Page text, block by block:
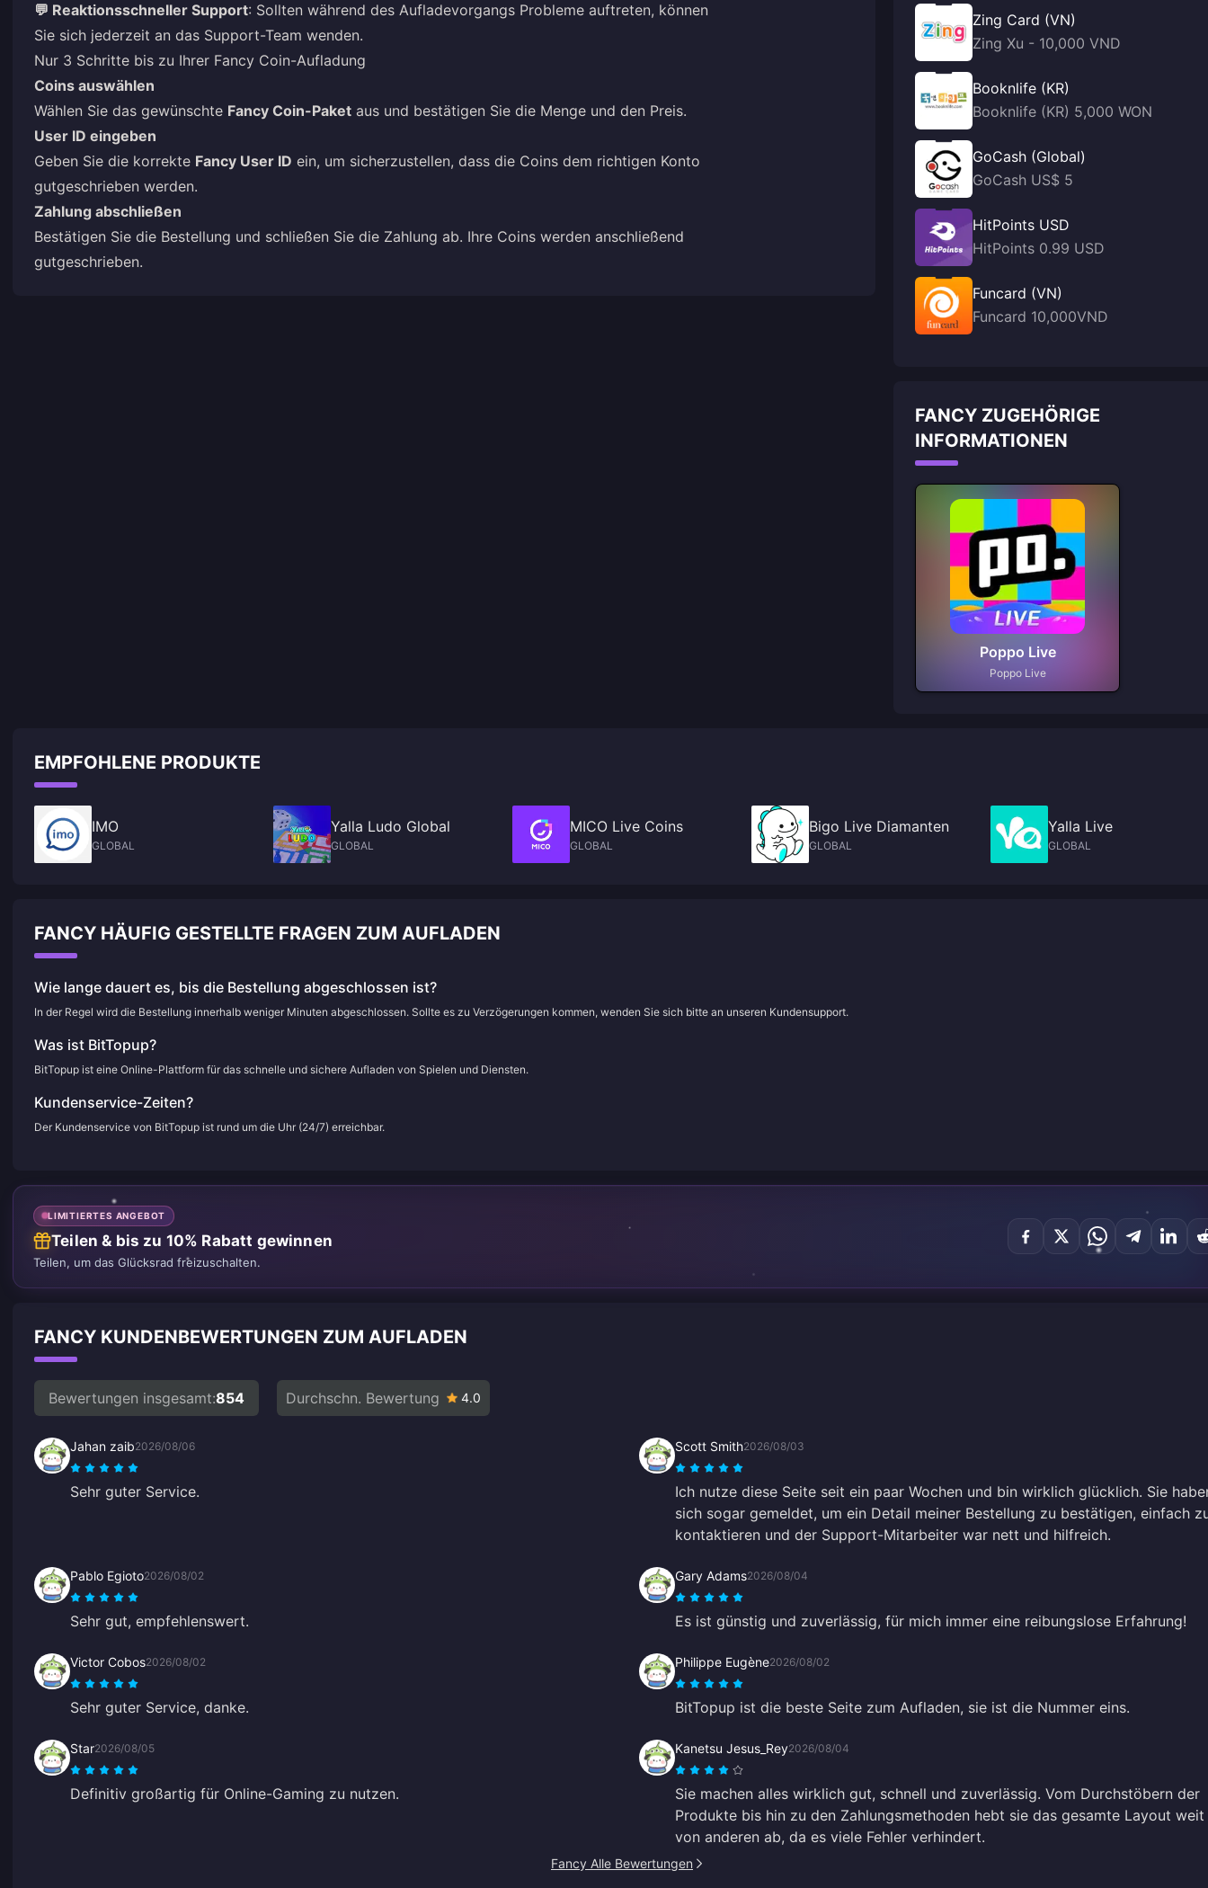
💬 Reaktionsschneller Support: Sollten während des Aufladevorgangs Probleme auftreten, können
Sie sich jederzeit an das Support-Team wenden.
Nur 3 Schritte bis zu Ihrer Fancy Coin-Aufladung
Coins auswählen
Wählen Sie das gewünschte Fancy Coin-Paket aus und bestätigen Sie die Menge und den Preis.
User ID eingeben
Geben Sie die korrekte Fancy User ID ein, um sicherzustellen, dass die Coins dem richtigen Konto
gutgeschrieben werden.
Zahlung abschließen
Bestätigen Sie die Bestellung und schließen Sie die Zahlung ab. Ihre Coins werden anschließend
gutgeschrieben.
Zing Card (VN)
Zing Xu - 10,000 VND
Booknlife (KR)
Booknlife (KR) 5,000 WON
GoCash (Global)
GoCash US$ 5
HitPoints USD
HitPoints 0.99 USD
Funcard (VN)
Funcard 10,000VND
FANCY ZUGEHÖRIGE
INFORMATIONEN
Poppo Live
Poppo Live
EMPFOHLENE PRODUKTE
IMO
GLOBAL
Yalla Ludo Global
GLOBAL
MICO Live Coins
GLOBAL
Bigo Live Diamanten
GLOBAL
Yalla Live
GLOBAL
FANCY HÄUFIG GESTELLTE FRAGEN ZUM AUFLADEN
Wie lange dauert es, bis die Bestellung abgeschlossen ist?
In der Regel wird die Bestellung innerhalb weniger Minuten abgeschlossen. Sollte es zu Verzögerungen kommen, wenden Sie sich bitte an unseren Kundensupport.
Was ist BitTopup?
BitTopup ist eine Online-Plattform für das schnelle und sichere Aufladen von Spielen und Diensten.
Kundenservice-Zeiten?
Der Kundenservice von BitTopup ist rund um die Uhr (24/7) erreichbar.
LIMITIERTES ANGEBOT
Teilen & bis zu 10% Rabatt gewinnen
Teilen, um das Glücksrad freizuschalten.
FANCY KUNDENBEWERTUNGEN ZUM AUFLADEN
Bewertungen insgesamt:854 Durchschn. Bewertung 4.0
Jahan zaib2026/08/06
Sehr guter Service.
Scott Smith2026/08/03
Ich nutze diese Seite seit ein paar Wochen und bin wirklich glücklich. Sie
sich sogar gemeldet, um ein Detail meiner Bestellung zu bestätigen, einfach
kontaktieren und der Support-Mitarbeiter war nett und hilfreich.
Pablo Egioto2026/08/02
Sehr gut, empfehlenswert.
Gary Adams2026/08/04
Es ist günstig und zuverlässig, für mich immer eine reibungslose Erfahrung!
Victor Cobos2026/08/02
Sehr guter Service, danke.
Philippe Eugène2026/08/02
BitTopup ist die beste Seite zum Aufladen, sie ist die Nummer eins.
Star2026/08/05
Definitiv großartig für Online-Gaming zu nutzen.
Kanetsu Jesus_Rey2026/08/04
Sie machen alles wirklich gut, schnell und zuverlässig. Vom Durchstöbern der
Produkte bis hin zu den Zahlungsmethoden hebt sie das gesamte Layout weit
von anderen ab, da es viele Fehler verhindert.
Fancy Alle Bewertungen